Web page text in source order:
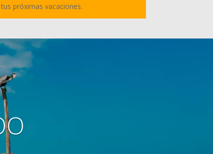
próximas vacaciones.